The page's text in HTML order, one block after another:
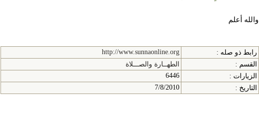
والله أعلم
رابط ذو صله :
http://www.sunnaonline.org
القسم :
الطهــارة والصـــلاة
الزيارات :
6446
التاريخ :
7/8/2010